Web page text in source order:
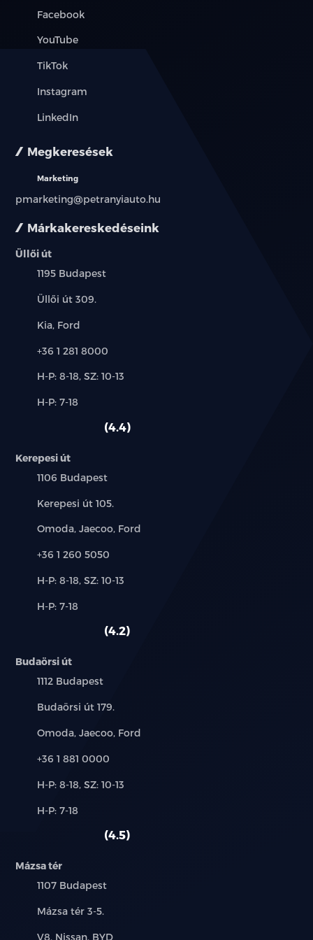
Márkakereskedéseink
Üllői út
Település:
1195 Budapest
Cím:
Üllői út 309.
Márkák:
Kia, Ford
Telefon:
+36 1 281 8000
Új-
használt
H-P: 8-18, SZ: 10-13
Alkatrész,
H-P: 7-18
4.4
Kerepesi út
Település:
1106 Budapest
Cím:
Kerepesi út 105.
Márkák:
Omoda, Jaecoo, Ford
Telefon:
+36 1 260 5050
Új-
használt
H-P: 8-18, SZ: 10-13
Alkatrész,
H-P: 7-18
4.2
Budaörsi út
Település:
1112 Budapest
Cím:
Budaörsi út 179.
Márkák:
Omoda, Jaecoo, Ford
Telefon:
+36 1 881 0000
Új-
használt
H-P: 8-18, SZ: 10-13
Alkatrész,
H-P: 7-18
4.5
Mázsa tér
Település:
1107 Budapest
Cím:
Mázsa tér 3-5.
Márkák:
V8, Nissan, BYD
Facebook
YouTube
TikTok
Instagram
LinkedIn
Megkeresések
Marketing
pmarketing@petranyiauto.hu